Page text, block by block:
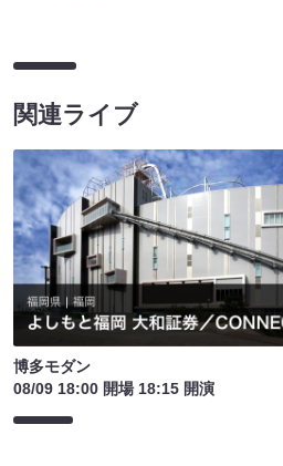
関連ライブ
博多モダン
08/09 18:00 開場 18:15 開演